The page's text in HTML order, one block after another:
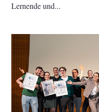
Lernende und